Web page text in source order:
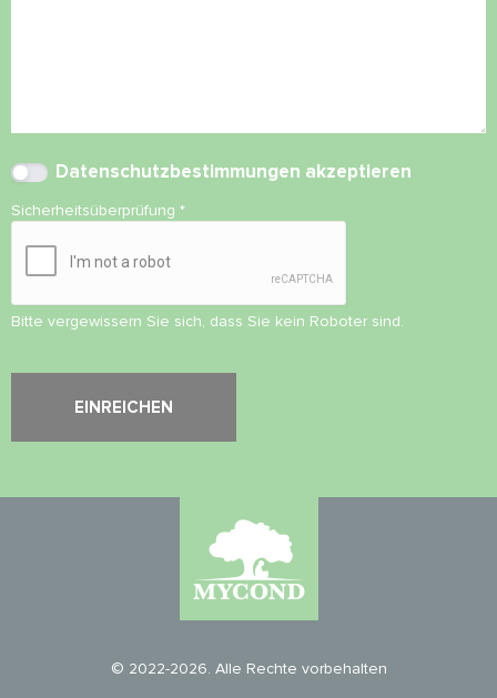
Datenschutzbestimmungen akzeptieren
Sicherheitsüberprüfung *
Bitte vergewissern Sie sich, dass Sie kein Roboter sind.
© 2022-2026. Alle Rechte vorbehalten